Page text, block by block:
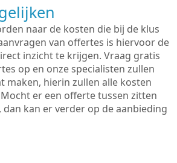
naar de kosten die bij de klus
van offertes is hiervoor de
inzicht te krijgen. Vraag gratis
op en onze specialisten zullen
maken, hierin zullen alle kosten
er een offerte tussen zitten
kan er verder op de aanbieding